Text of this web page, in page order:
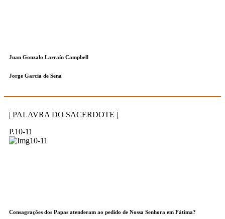
Juan Gonzalo Larraín Campbell
Jorge Garcia de Sena
| PALAVRA DO SACERDOTE |
P.10-11
Consagrações dos Papas atenderam ao pedido de Nossa Senhora em Fátima?